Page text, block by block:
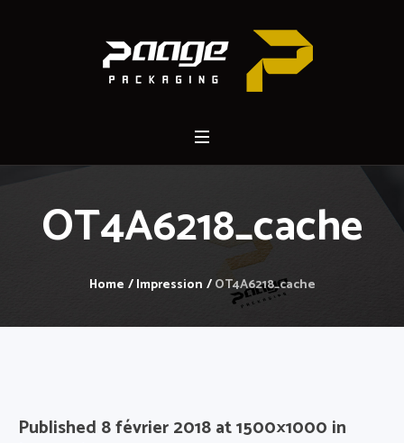
OT4A6218_cache
Home /Impression /OT4A6218_cache
Published 8 février 2018at 1500×1000 in